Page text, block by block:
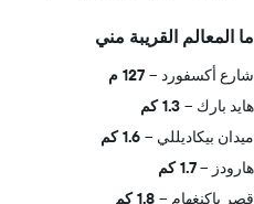
ما المعالم القريبة مني
شارع أكسفورد
127 م
هايد بارك
1.3 كم
ميدان بيكاديللي
1.6 كم
هارودز
1.7 كم
قصر باكنغهام
1.8 كم